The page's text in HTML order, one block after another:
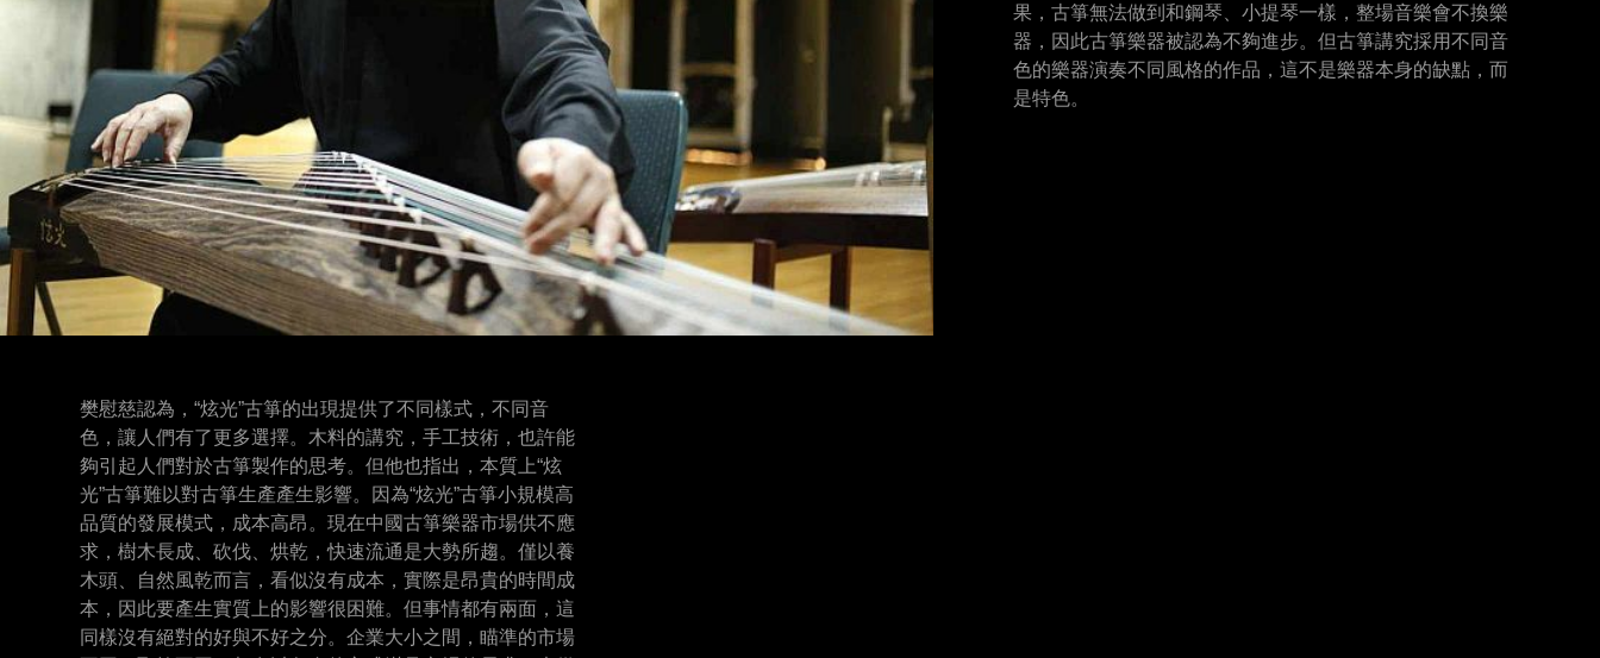
果，古箏無法做到和鋼琴、小提琴一樣，整場音樂會不換樂
器，因此古箏樂器被認為不夠進步。但古箏講究採用不同音
色的樂器演奏不同風格的作品，這不是樂器本身的缺點，而
是特色。
樊慰慈認為，“炫光”古箏的出現提供了不同樣式，不同音
色，讓人們有了更多選擇。木料的講究，手工技術，也許能
夠引起人們對於古箏製作的思考。但他也指出，本質上“炫
光”古箏難以對古箏生產產生影響。因為“炫光”古箏小規模高
品質的發展模式，成本高昂。現在中國古箏樂器市場供不應
求，樹木長成、砍伐、烘乾，快速流通是大勢所趨。僅以養
木頭、自然風乾而言，看似沒有成本，實際是昂貴的時間成
本，因此要產生實質上的影響很困難。但事情都有兩面，這
同樣沒有絕對的好與不好之分。企業大小之間，瞄準的市場